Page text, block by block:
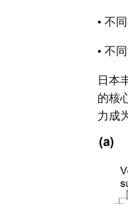
• 不
• 不
日本
的核
力成